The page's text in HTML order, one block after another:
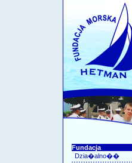
Fundacja
Dzia�alno��